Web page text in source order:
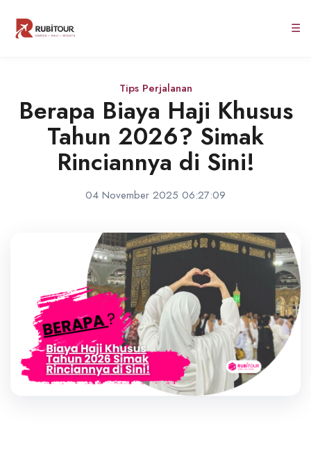
☰
Tips Perjalanan
Berapa Biaya Haji Khusus
Tahun 2026? Simak
Rinciannya di Sini!
04 November 2025 06:27:09